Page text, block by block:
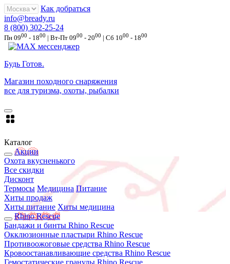
Как добраться
info@bready.ru
8 (800) 302-25-24
Пн 0900 - 1800 | Вт-Пт 0900 - 2000 | Сб 1000 - 1800
Будь Готов.
Магазин походного снаряжения
все для туризма, охоты, рыбалки
Каталог
Акции
Охота вкусненького
Все скидки
Дисконт
Термосы Медицина Питание
Хиты продаж
Хиты питание Хиты медицина
Rhino Rescue
Бандажи и бинты Rhino Rescue
Окклюзионные пластыри Rhino Rescue
Противоожоговые средства Rhino Rescue
Кровоостанавливающие средства Rhino Rescue